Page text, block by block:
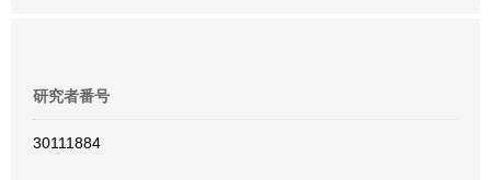
研究者番号
30111884